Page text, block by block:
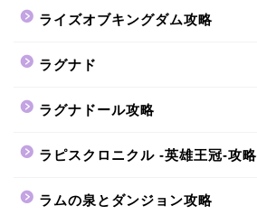
ライズオブキングダム攻略
ラグナド
ラグナドール攻略
ラピスクロニクル -英雄王冠-攻略
ラムの泉とダンジョン攻略